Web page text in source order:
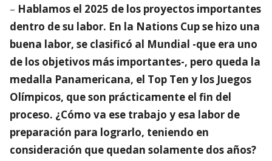
– Hablamos el 2025 de los proyectos importantes
dentro de su labor. En la Nations Cup se hizo una
buena labor, se clasificó al Mundial -que era uno
de los objetivos más importantes-, pero queda la
medalla Panamericana, el Top Ten y los Juegos
Olímpicos, que son prácticamente el fin del
proceso. ¿Cómo va ese trabajo y esa labor de
preparación para lograrlo, teniendo en
consideración que quedan solamente dos años?